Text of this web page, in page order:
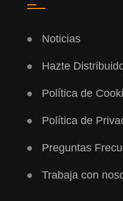
Noticias
Hazte
Política de
Política de
Preguntas
Trabaja con